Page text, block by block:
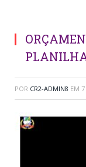
POR CR2-ADMIN8 EM